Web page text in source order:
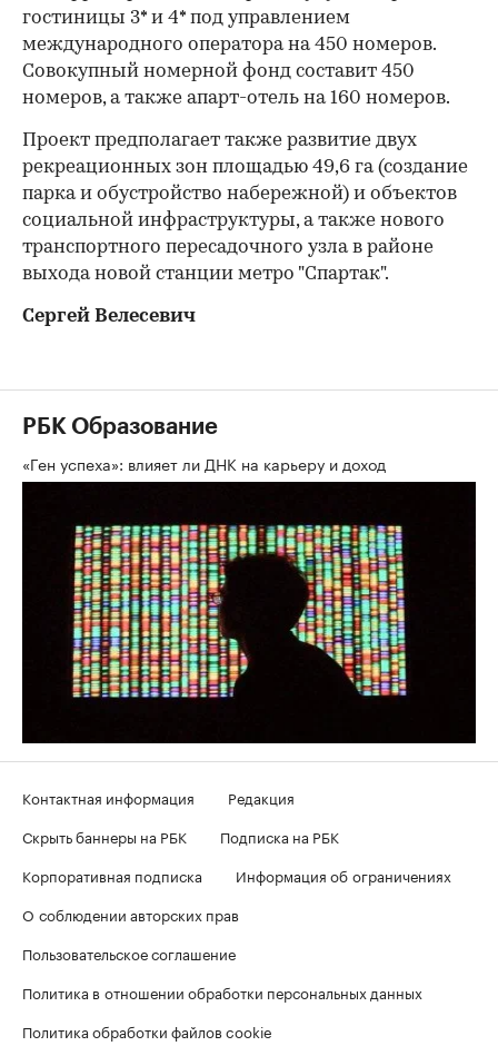
гостиницы 3* и 4* под управлением
международного оператора на 450 номеров.
Совокупный номерной фонд составит 450
номеров, а также апарт-отель на 160 номеров.
Проект предполагает также развитие двух
рекреационных зон площадью 49,6 га (создание
парка и обустройство набережной) и объектов
социальной инфраструктуры, а также нового
транспортного пересадочного узла в районе
выхода новой станции метро "Спартак".
Сергей Велесевич
РБК Образование
«Ген успеха»: влияет ли ДНК на карьеру и доход
Контактная информация
Редакция
Скрыть баннеры на РБК
Подписка на РБК
Корпоративная подписка
Информация об ограничениях
О соблюдении авторских прав
Пользовательское соглашение
Политика в отношении обработки персональных данных
Политика обработки файлов cookie